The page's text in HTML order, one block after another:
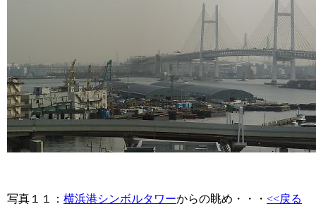
写真１１ ： 横浜港シンボルタワーからの眺め・・・ <<戻る